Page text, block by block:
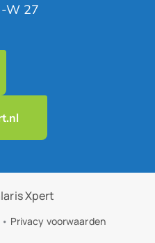
W 27
Xpert
• Privacy voorwaarden